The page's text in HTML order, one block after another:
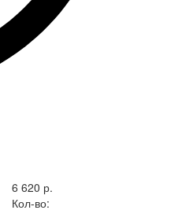
6 620 р.
Кол-во: